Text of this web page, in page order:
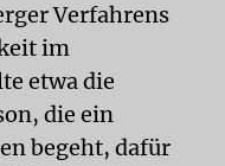
Verfahrens
im
etwa die
die ein
begeht, dafür